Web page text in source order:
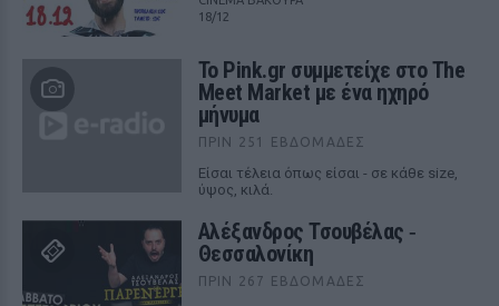
18/12
Το Pink.gr συμμετείχε στο The
Meet Market με ένα ηχηρό
μήνυμα
ΠΡΙΝ 251 ΕΒΔΟΜΆΔΕΣ
Είσαι τέλεια όπως είσαι - σε κάθε size,
ύψος, κιλά.
Αλέξανδρος Τσουβέλας ‑
Θεσσαλονίκη
ΠΡΙΝ 267 ΕΒΔΟΜΆΔΕΣ